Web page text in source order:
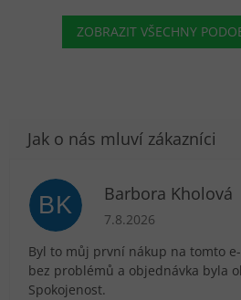
ZOBRAZIT VŠECHNY
BK Barbora Kholová
Hodnocení obchodu je
7.8.2026
Byl to můj první nákup na tomto
bez problémů a objednávka byla
Spokojenost.